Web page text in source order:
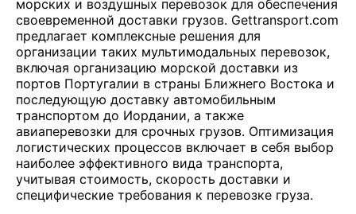
морских и воздушных перевозок для обеспечения
своевременной доставки грузов. Gettransport.com
предлагает комплексные решения для
организации таких мультимодальных перевозок,
включая организацию морской доставки из
портов Португалии в страны Ближнего Востока и
последующую доставку автомобильным
транспортом до Иордании, а также
авиаперевозки для срочных грузов. Оптимизация
логистических процессов включает в себя выбор
наиболее эффективного вида транспорта,
учитывая стоимость, скорость доставки и
специфические требования к перевозке груза.